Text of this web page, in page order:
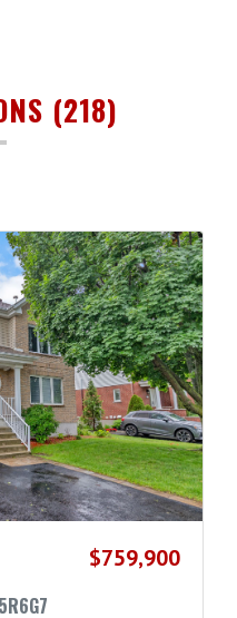
(218)
$759,900